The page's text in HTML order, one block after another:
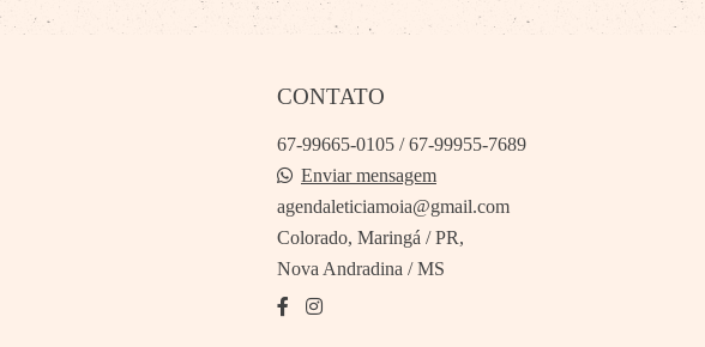
CONTATO
67-99665-0105 / 67-99955-7689
Enviar mensagem
agendaleticiamoia@gmail.com
Colorado, Maringá / PR,
Nova Andradina / MS